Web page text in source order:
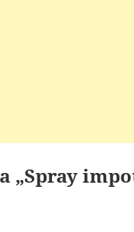
„Spray